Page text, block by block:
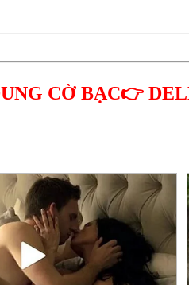
CỜ BẠC👉